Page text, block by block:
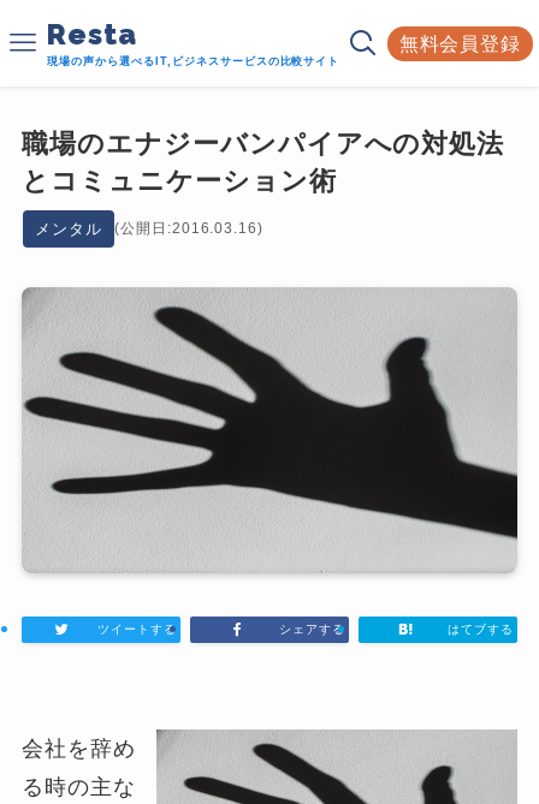
Resta
現場の声から選べるIT,ビジネスサービスの比較サイト
無料会員登録
職場のエナジーバンパイアへの対処法
とコミュニケーション術
メンタル (公開日:2016.03.16)
ツイートする シェアする はてブする
会社を辞め
る時の主な